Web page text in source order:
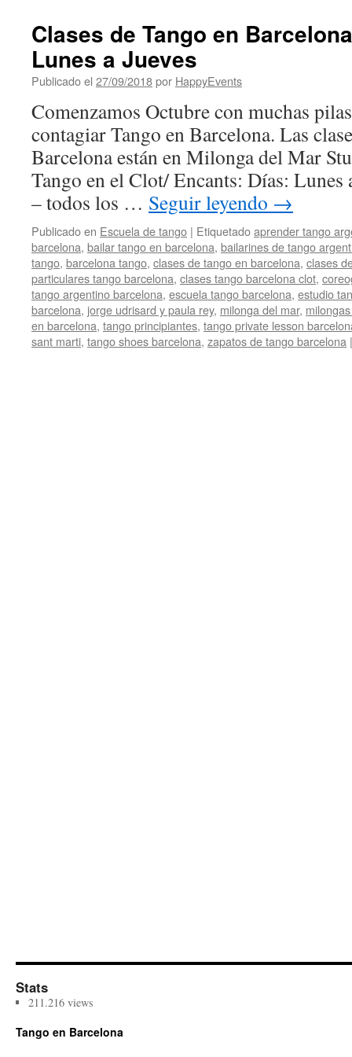
Clases de Tango en
Lunes a Jueves
Publicado el 27/09/2018por HappyEvents
Comenzamos Octubre con muchas
contagiar Tango en Barcelona. Las
Barcelona están en Milonga del Mar
Tango en el Clot/ Encants: Días: Lunes
– todos los … Seguir leyendo →
Publicado en Escuela de tango | Etiquetadoaprender tango
barcelona, bailar tango en barcelona, bailarines de tango
tango, barcelona tango, clases de tango en barcelona, clases
particulares tango barcelona, clases tango barcelona clot,
tango argentino barcelona, escuela tango barcelona, estudio
barcelona, jorge udrisard y paula rey, milonga del mar,
en barcelona, tango principiantes, tango private lesson
sant marti, tango shoes barcelona, zapatos de tango barcelona |
Stats
211.216 views
Tango en Barcelona